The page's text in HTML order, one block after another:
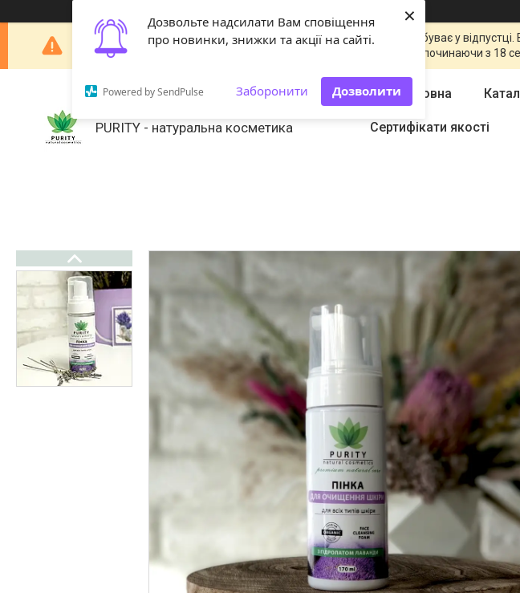
Дозвольте надсилати Вам сповіщення
про новинки, знижки та акції на сайті.
Powered by SendPulse Заборонити Дозволити
×
Шановні покупці! З 29 липня по 18 серпня наша команда перебуває у
оброблені починаючи з 18
PURITY - натуральна косметика
Головна
Сертифікати якості